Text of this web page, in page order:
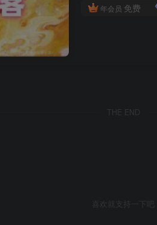
年会员 免费
THE END
喜欢就支持一下吧